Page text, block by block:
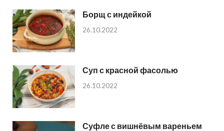
Борщ с индейкой
26.10.2022
Суп с красной фасолью
26.10.2022
Суфле с вишнёвым вареньем